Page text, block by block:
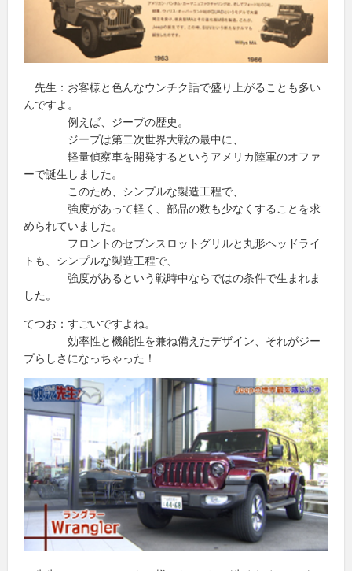
先生：お客様と色んなウンチク話で盛り上がることも多い
んですよ。
例えば、ジープの歴史。
ジープは第二次世界大戦の最中に、
軽量偵察車を開発するというアメリカ陸軍のオファ
ーで誕生しました。
このため、シンプルな製造工程で、
強度があって軽く、部品の数も少なくすることを求
められていました。
フロントのセブンスロットグリルと丸形ヘッドライ
トも、シンプルな製造工程で、
強度があるという戦時中ならではの条件で生まれま
した。
てつお：すごいですよね。
効率性と機能性を兼ね備えたデザイン、それがジー
プらしさになっちゃった！